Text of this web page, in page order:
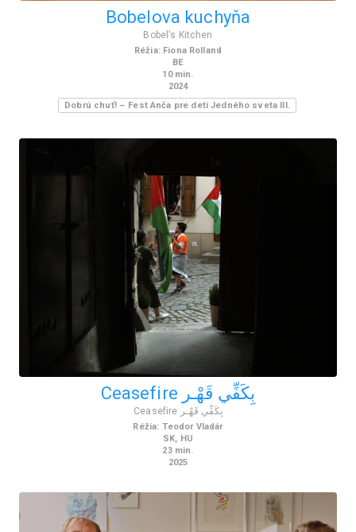
Bobelova kuchyňa
Bobelʼs Kitchen
Réžia: Fiona Rolland
BE
10 min.
2024
Dobrú chuť! – Fest Anča pre deti Jedného sveta III.
Ceasefire بِكَفِّي قَهْـر
Ceasefire بِكَفِّي قَهْـر
Réžia: Teodor Vladár
SK, HU
23 min.
2025